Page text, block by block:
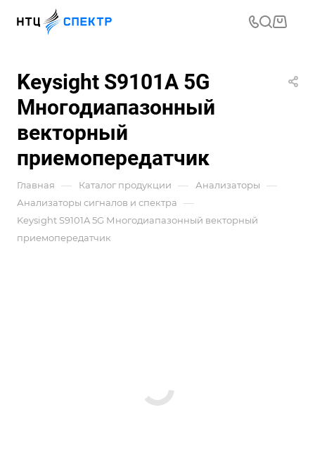
Keysight S9101A 5G
Многодиапазонный
векторный
приемопередатчик
Главная — Каталог продукции — Анализаторы —
Анализаторы сигналов и спектра —
Keysight S9101A 5G Многодиапазонный векторный
приемопередатчик